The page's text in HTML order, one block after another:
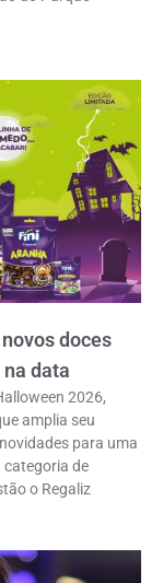
doces
data
2026,
amplia seu
para uma
de
o Regaliz